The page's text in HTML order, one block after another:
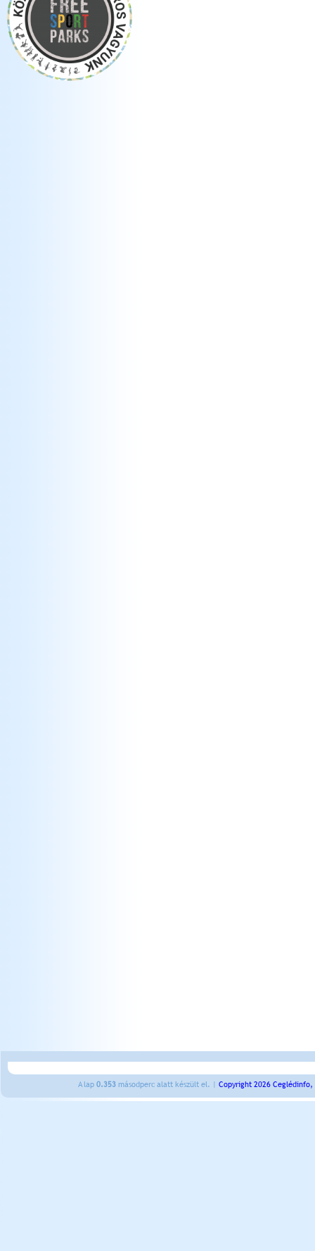
A lap 0.353 másodperc alatt készült el. | Copyright 2026